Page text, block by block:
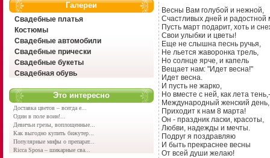
Галереи
Свадебные платья
Костюмы
Свадебные автомобили
Свадебные прически
Свадебные букеты
Свадебная обувь
Это интересно
Доставка цветов – всегда е...
Один в поле воин!...
Девичьи грезы, воплощенные...
Как выгодно купить бижутер...
Популярные мифы о препарат...
Ricca Sposa – шикарные сва...
Весны Вам голубой и нежной,
Счастливых дней и радостной
Пусть март подарит, хоть и
Свои улыбки и цветы!
Еще не слышна песнь ручья,
Не льется жаворонка трель,
Но солнце ярче, и капель
Вещает нам: "Идет весна!"
Идет весна.
И пусть не жарко,
Но вместе с ней, как лета тень,-
Международный женский день,
Приходит к нам 8 марта!
Он - праздник ласки, красоты,
Любви, надежды и мечты.
Подруг я поздравляю
И быть прекраснее весны
От всей души желаю!